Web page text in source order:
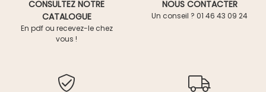
CONSULTEZ NOTRE
CATALOGUE
En pdf ou recevez-le chez
vous !
NOUS CONTACTER
Un conseil ? 01 46 43 09 24